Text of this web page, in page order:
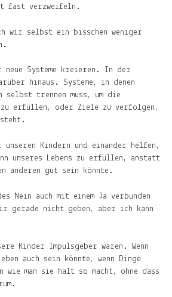
fast verzweifeln.
wir selbst ein bisschen weniger
neue Systeme kreieren. In der
hinaus. Systeme, in denen
selbst trennen muss, um die
zu erfüllen, oder Ziele zu verfolgen,
unseren Kindern und einander helfen,
unseres Lebens zu erfüllen, anstatt
anderen gut sein könnte.
Nein auch mit einem Ja verbunden
gerade nicht geben, aber ich kann
Kinder Impulsgeber wären. Wenn
auch sein könnte, wenn Dinge
wie man sie halt so macht, ohne dass